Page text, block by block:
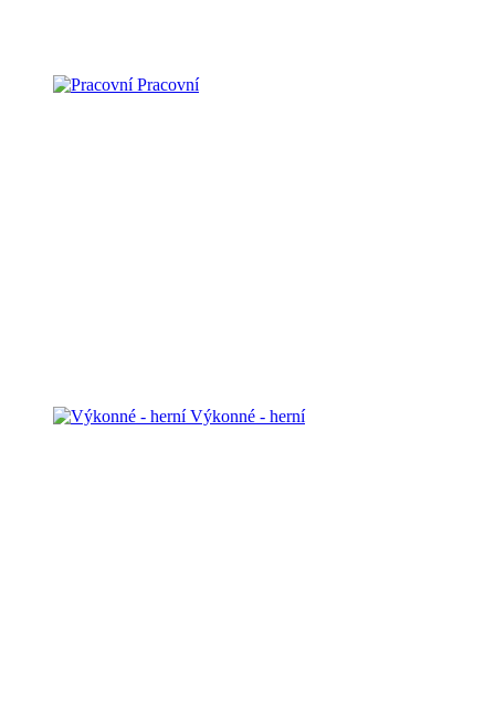
Pracovní
Výkonné - herní